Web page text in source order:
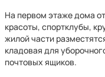
На первом этаже дома
красоты, спортклубы,
жилой части
кладовая для
почтовых ящиков.